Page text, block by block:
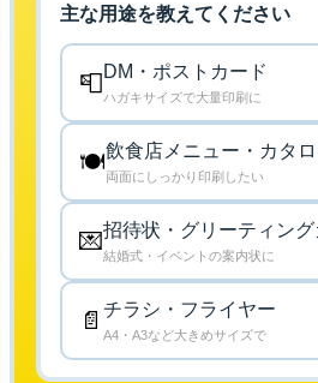
主な用途を教えてください
📮DM・ポストカード
ハガキサイズで大量印刷に
🍽️飲食店メニュー・カタ
両面にしっかり印刷したい
💌招待状・グリーティング
結婚式・イベントの案内状に
📄 チラシ・フライヤー
A4・A3など大きめサイズで